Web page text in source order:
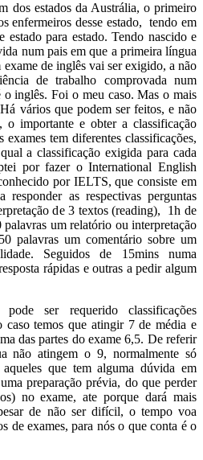
dos estados da Austrália, o primeiro
enfermeiros desse estado, tendo em
estado para estado. Tendo nascido e
num pais em que a primeira língua
de inglês vai ser exigido, a não
de trabalho comprovada num
inglês. Foi o meu caso. Mas o mais
vários que podem ser feitos, e não
importante e obter a classificação
tem diferentes classificações,
a classificação exigida para cada
por fazer o International English
por IELTS, que consiste em
as respectivas perguntas
de 3 textos (reading), 1h de
um relatório ou interpretação
palavras um comentário sobre um
Seguidos de 15mins numa
rápidas e outras a pedir algum
ser requerido classificações
caso temos que atingir 7 de média e
das partes do exame 6,5. De referir
não atingem o 9, normalmente só
que tem alguma dúvida em
preparação prévia, do que perder
no exame, ate porque dará mais
de não ser difícil, o tempo voa
de exames, para nós o que conta é o